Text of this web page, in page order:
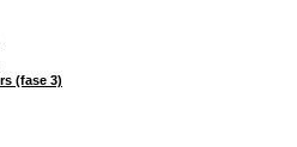
(fase 3)